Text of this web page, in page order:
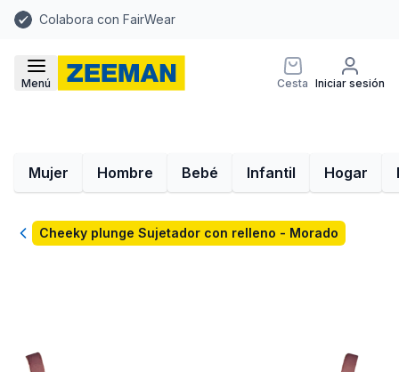
Colabora con FairWear
Menú Cesta Iniciar sesión
Mujer Hombre Bebé Infantil Hogar
VolverCheeky plunge Sujetador con relleno - Morado